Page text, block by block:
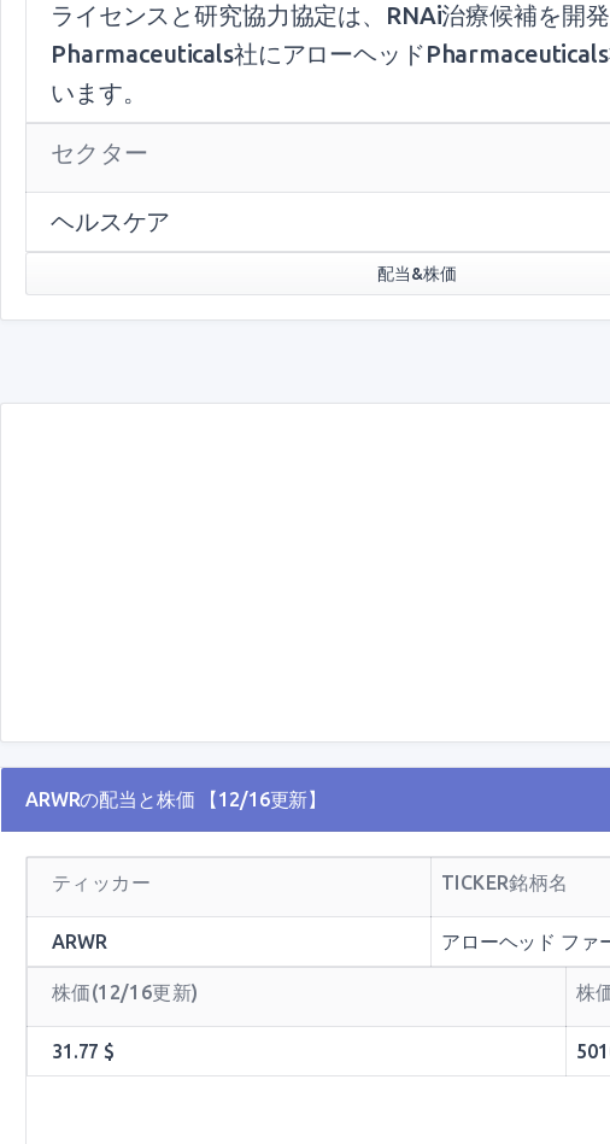
ライセンスと研究協力協定は、RNAi治療候補を開
Pharmaceuticals社にアローヘッド
います。
セクター
ヘルスケア
配当&株価
ARWRの配当と株価 【12/16更新】
ティッカー TICKER銘柄名
ARWR アローヘッド ファ
株価(12/16更新) 株
31.77 $